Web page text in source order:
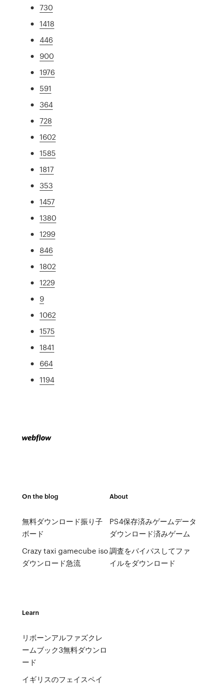
730
1418
446
900
1976
591
364
728
1602
1585
1817
353
1457
1380
1299
846
1802
1229
9
1062
1575
1841
664
1194
On the blog
無料ダウンロード振り子
ボード
Crazy taxi gamecube iso
ダウンロード急流
About
PS4保存済みゲームデータ
ダウンロード済みゲーム
調査をバイパスしてファ
イルをダウンロード
Learn
リボーンアルファズクレ
ームブック3無料ダウンロ
ード
イギリスのフェイスペイ